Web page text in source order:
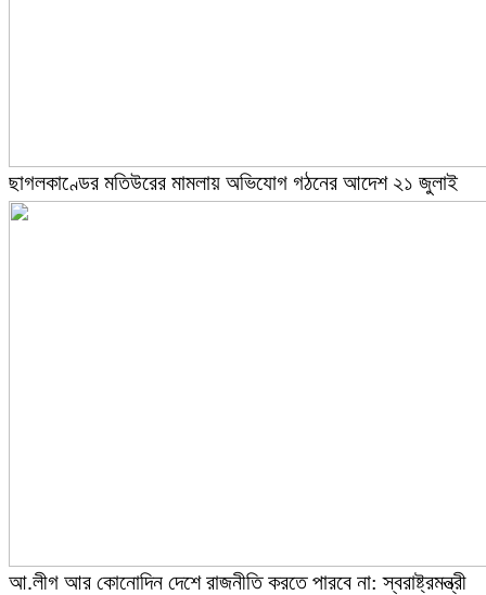
ছাগলকাণ্ডের মতিউরের মামলায় অভিযোগ গঠনের আদেশ ২১ জুলাই
আ.লীগ আর কোনোদিন দেশে রাজনীতি করতে পারবে না: স্বরাষ্ট্রমন্ত্রী